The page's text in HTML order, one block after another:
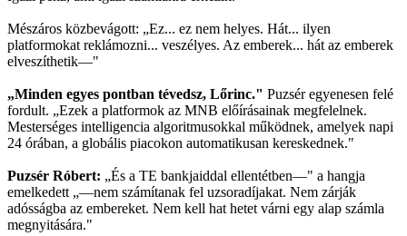
Mészáros közbevágott: „Ez... ez nem helyes. Hát... ilyen
platformokat reklámozni... veszélyes. Az emberek... hát az emberek
elveszíthetik—"
„Minden egyes pontban tévedsz, Lőrinc." Puzsér egyenesen felé
fordult. „Ezek a platformok az MNB előírásainak megfelelnek.
Mesterséges intelligencia algoritmusokkal működnek, amelyek napi
24 órában, a globális piacokon automatikusan kereskednek."
Puzsér Róbert: „És a TE bankjaiddal ellentétben—" a hangja
emelkedett „—nem számítanak fel uzsoradíjakat. Nem zárják
adósságba az embereket. Nem kell hat hetet várni egy alap számla
megnyitására."